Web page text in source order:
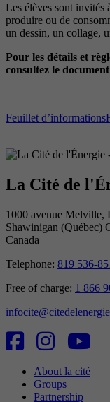
Les élèves sont invités
produire ou de
un dessin, un collage,
Pour les détails et
consultez le
Feuillet d’informations
La Cité de
1000 avenue Melville,
Shawinigan (Québec)
Canada
Telephone: 819 536-
Free of charge: 1 866
About la cité
Groups
Partnership